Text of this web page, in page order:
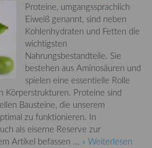
Proteine, umgangssprachlich
Eiweiß genannt, sind neben
Kohlenhydraten und Fetten die
wichtigsten
Nahrungsbestandteile. Sie
bestehen aus Aminosäuren und
spielen eine essentielle Rolle
Körperstrukturen. Proteine sind
Bausteine, die unserem
zu funktionieren. In
als eiserne Reserve zur
Artikel befassen ... » Weiterlesen